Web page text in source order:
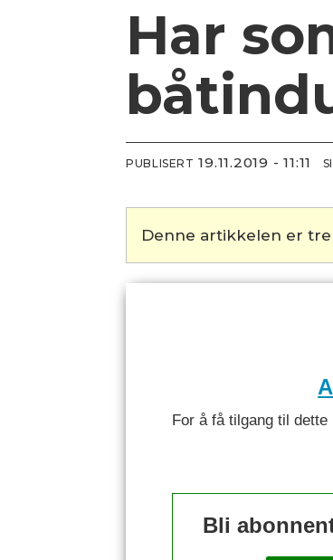
Har
PUBLISERT 19.11.2019 - 11:11
Denne artikkelen er
For å få tilgang til
Bli